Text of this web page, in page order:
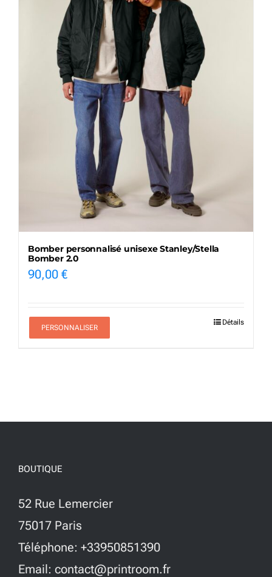
Bomber personnalisé unisexe Stanley/Stella
Bomber 2.0
90,00€
PERSONNALISER
Détails
BOUTIQUE
52 Rue Lemercier
75017 Paris
Téléphone: +33950851390
Email: contact@printroom.fr